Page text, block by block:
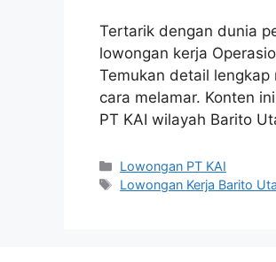
Tertarik dengan dunia
lowongan kerja
Temukan detail
cara melamar. Konten
PT KAI wilayah Barito
Categories
Lowongan PT KAI
Tags
Lowongan Kerja Barito